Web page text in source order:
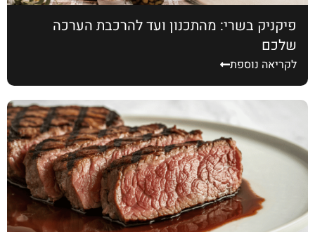
פיקניק בשרי: מהתכנון ועד להרכבת הערכה
שלכם
לקריאה נוספת